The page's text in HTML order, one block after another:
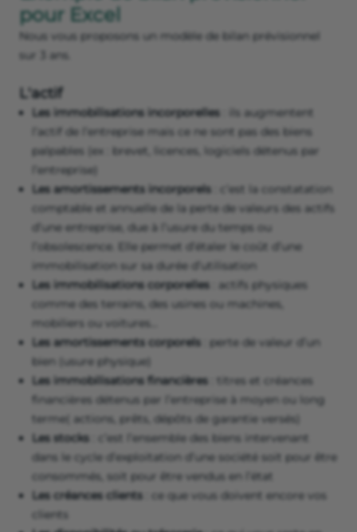
pour Excel
Nous vous proposons un modèle de bilan prévisionnel
sur 3 ans.
L'actif
Les immobilisations incorporelles : ils augmentent
l’actif de l’entreprise mais ce ne sont pas des biens
palpables (ex : brevet, licences, logiciels détenus par
l’entreprise)
Les amortissements incorporels
: c’est la constatation
comptable et annuelle de la perte de valeurs des actifs
d’une entreprise, due à l’usure du temps ou
l’obsolescence. Elle permet d’étaler le coût d’une
immobilisation sur sa durée d’utilisation
Les immobilisations corporelles
: actifs physiques
comme des terrains, des usines ou machines,
mobiliers ou voitures...
Les amortissements corporels : perte de valeur d’un
bien (usure physique)
Les immobilisations financières : titres et créances
financières détenus par l’entreprise à moyen ou long
terme( actions, prêts, dépôts de garantie versés)
Les stocks : c’est l’ensemble des biens intervenant
dans le cycle d’exploitation d’une société soit pour être
consommés, soit pour être vendus en l’état
Les créances clients : ce que vous doivent encore vos
clients